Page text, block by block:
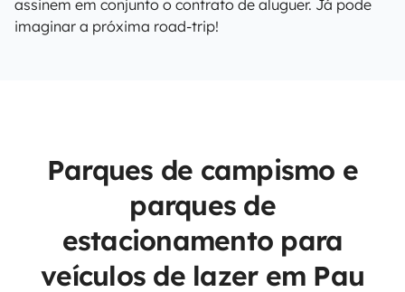
assinem em conjunto o contrato de aluguer. Já pode
imaginar a próxima road-trip!
Parques de campismo e
parques de
estacionamento para
veículos de lazer em Pau